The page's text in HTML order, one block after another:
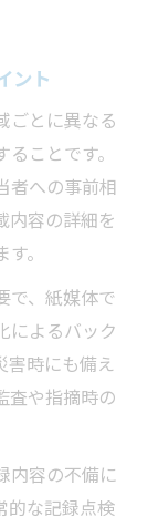
ント
ごとに異なる
ことです。
者への事前相
内容の詳細を
。
で、紙媒体で
によるバック
害時にも備え
査や指摘時の
内容の不備に
的な記録点検